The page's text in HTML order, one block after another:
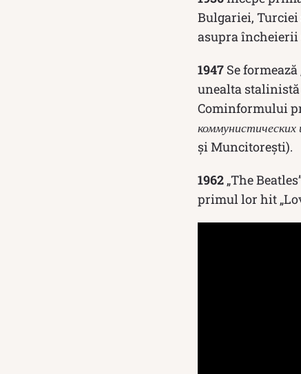
Bulgariei, Turciei
asupra încheierii
1947 Se
unealta
Cominformului
și Muncitorești).
1962 „The
primul lor hit